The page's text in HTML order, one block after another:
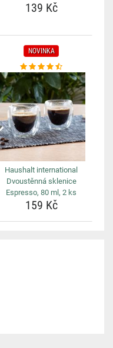
139 Kč
NOVINKA
Haushalt international
Dvoustěnná sklenice
Espresso, 80 ml, 2 ks
159 Kč